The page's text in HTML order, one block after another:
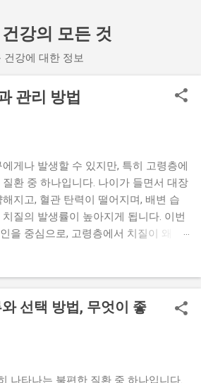
강의 모든 것
건강에 대한 정보
관리 방법
게나 발생할 수 있지만, 특히 고령층에
환 중 하나입니다. 나이가 들면서 대장
지고, 혈관 탄력이 떨어지며, 배변 습
질의 발생률이 높아지게 됩니다. 이번
을 중심으로, 고령층에서 치질이 왜 흔
. 노인 치질 원인은 단순히 나이 때문만
변화, 동반 질환 등이 복합적으로 작
이 쉽게 늘어납니다. 이로 인해 항문
선택 방법, 무엇이 좋
나타나는 불편한 질환 중 하나입니다.